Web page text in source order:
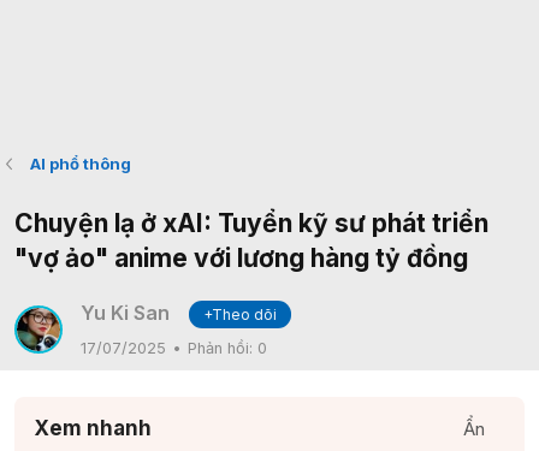
AI phổ thông
Chuyện lạ ở xAI: Tuyển kỹ sư phát triển
"vợ ảo" anime với lương hàng tỷ đồng
Yu Ki San
+Theo dõi
17/07/2025
Phản hồi: 0
Xem nhanh Ẩn